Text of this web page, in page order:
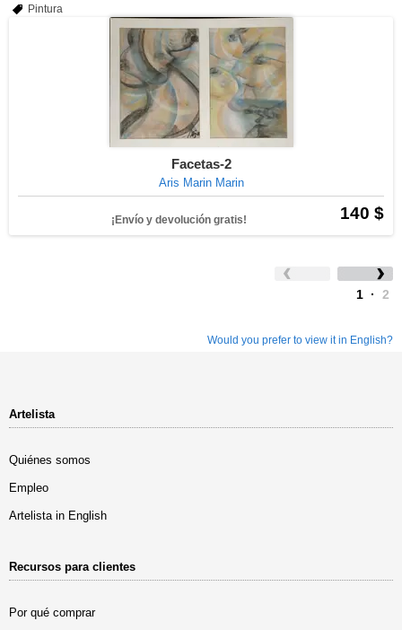
Pintura
Facetas-2
Aris Marin Marin
140 $
¡Envío y devolución gratis!
1 · 2
Would you prefer to view it in English?
Artelista
Quiénes somos
Empleo
Artelista in English
Recursos para clientes
Por qué comprar